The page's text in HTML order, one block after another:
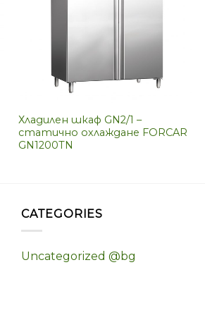
Хладилен шкаф GN2/1 –
статично охлаждане FORCAR
GN1200TN
CATEGORIES
Uncategorized @bg